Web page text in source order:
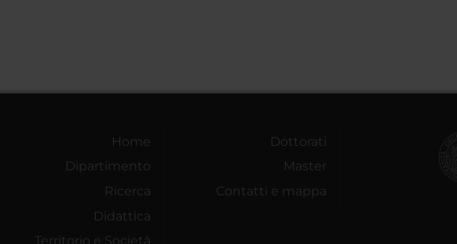
Home
Dipartimento
Ricerca
Didattica
Territorio e Società
Dottorati
Master
Contatti e mappa